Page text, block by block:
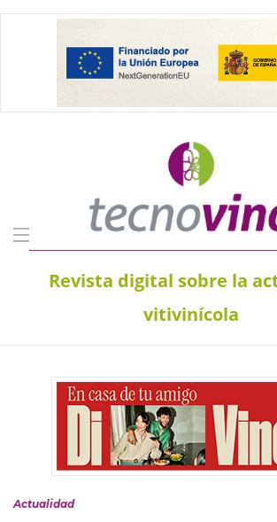
Revista digital sobre la
vitivinícola
Actualidad